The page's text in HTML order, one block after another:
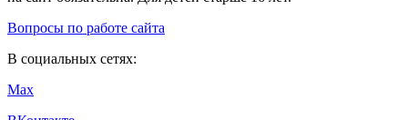
Вопросы по работе сайта
В социальных сетях:
Max